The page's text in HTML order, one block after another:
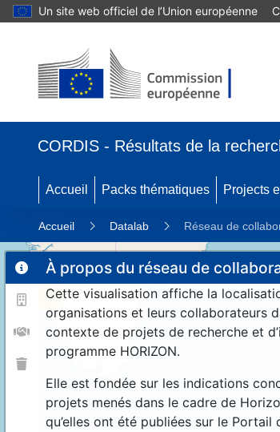
Un site web officiel de l’Union européenne
CORDIS - Résultats de la
Accueil Packs thématiques Projects
Accueil Datalab Réseau de
À propos du réseau de
Cette visualisation affiche la
organisations et leurs collaborateurs
contexte de projets de recherche et
programme HORIZON.
Elle est fondée sur les indications
projets menés dans le cadre de
qu’elles ont été publiées sur le Portail
11